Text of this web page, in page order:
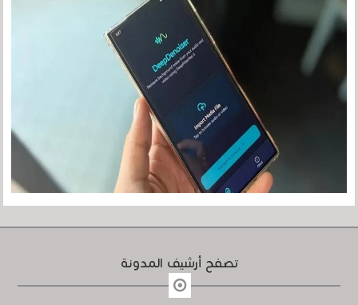
تصفح أرشيف المدونة